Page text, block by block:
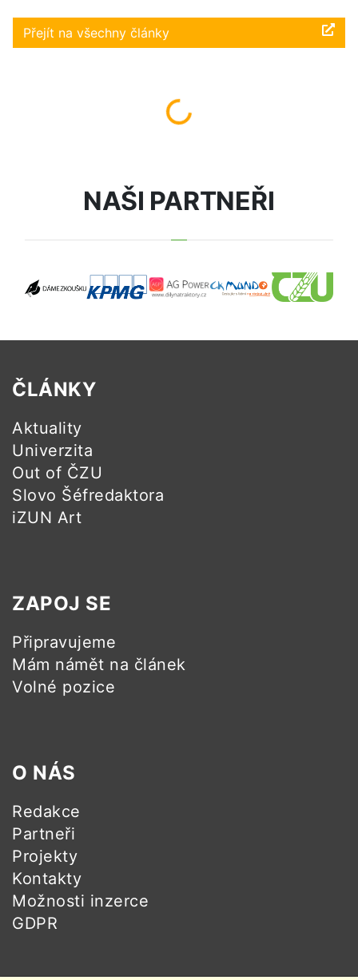
Přejít na všechny články
Načítám...
NAŠI PARTNEŘI
ČLÁNKY
Aktuality
Univerzita
Out of ČZU
Slovo Šéfredaktora
iZUN Art
ZAPOJ SE
Připravujeme
Mám námět na článek
Volné pozice
O NÁS
Redakce
Partneři
Projekty
Kontakty
Možnosti inzerce
GDPR